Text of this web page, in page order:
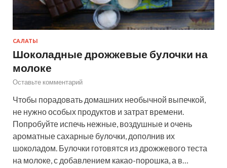
САЛАТЫ
Шоколадные дрожжевые булочки на
молоке
Оставьте комментарий
Чтобы порадовать домашних необычной выпечкой,
не нужно особых продуктов и затрат времени.
Попробуйте испечь нежные, воздушные и очень
ароматные сахарные булочки, дополнив их
шоколадом. Булочки готовятся из дрожжевого теста
на молоке, с добавлением какао-порошка, а в…